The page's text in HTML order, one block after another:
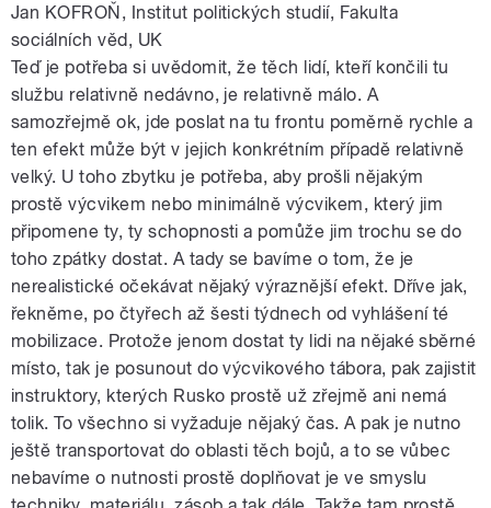
Jan KOFROŇ, Institut politických studií, Fakulta
sociálních věd, UK
Teď je potřeba si uvědomit, že těch lidí, kteří končili tu
službu relativně nedávno, je relativně málo. A
samozřejmě ok, jde poslat na tu frontu poměrně rychle a
ten efekt může být v jejich konkrétním případě relativně
velký. U toho zbytku je potřeba, aby prošli nějakým
prostě výcvikem nebo minimálně výcvikem, který jim
připomene ty, ty schopnosti a pomůže jim trochu se do
toho zpátky dostat. A tady se bavíme o tom, že je
nerealistické očekávat nějaký výraznější efekt. Dříve jak,
řekněme, po čtyřech až šesti týdnech od vyhlášení té
mobilizace. Protože jenom dostat ty lidi na nějaké sběrné
místo, tak je posunout do výcvikového tábora, pak zajistit
instruktory, kterých Rusko prostě už zřejmě ani nemá
tolik. To všechno si vyžaduje nějaký čas. A pak je nutno
ještě transportovat do oblasti těch bojů, a to se vůbec
nebavíme o nutnosti prostě doplňovat je ve smyslu